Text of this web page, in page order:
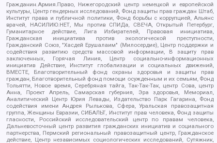
Гражданин.Армия.Право, Нижегородский центр немецкой и европейской
культуры, Центр гендерных исследований, Фонд защиты прав граждан Штаб,
Институт права и публичной политики, Фонд борьбы с коррупцией, Альянс
врачей, НАСИЛИЮ.НЕТ, Мы против СПИДа, СВЕЧА, Открытый Петербург,
Гуманитарное действие, Лига Избирателей, Правовая инициатива,
Гражданская инициатива против экологической преступности,
Гражданский Союз, "Хасдей Ерушалаим" (Милосердие), Центр поддержки и
содействия развитию средств массовой информации, В защиту прав
заключенных, Горячая Линия, Центр социально-информационных
инициатив Действие, Институт глобализации и социальных движений,
ВМЕСТЕ, Благотворительный фонд охраны здоровья и защиты прав
граждан, Благотворительный фонд помощи осужденным и их семьям, Фонд
Тольятти, Новое время, Серебряная тайга, Так-Так-Так, центр Сова, центр
Анна, Проект Апрель, Самарская губерния, Эра здоровья, Мемориал,
Аналитический Центр Юрия Левады, Издательство Парк Гагарина, Фонд
содействия имени Андрея Рылькова, Сфера, Уральская правозащитная
группа, Женщины Евразии, СИБАЛЬТ, Институт прав человека, Фонд защиты
гласности, Российский исследовательский центр по правам человека,
Дальневосточный центр развития гражданских инициатив и социального
партнерства, Пермский региональный правозащитный центр, Гражданское
действие, Центр независимых социологических исследований, Сутяжник,